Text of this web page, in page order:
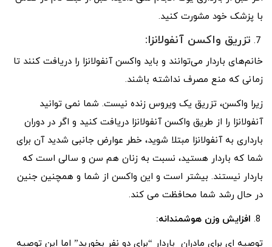
با پزشک خود مشورت کنید.
تزریق واکسن آنفولانزا:
خانم‌های باردار می‌توانند و باید واکسن آنفولانزا را دریافت کنند تا
زمانی که منع مصرف نداشته باشند.
زیرا واکسن، تزریق یک ویروس زنده نیست. شما نمی توانید
آنفولانزا را از طریق واکسن آنفولانزا دریافت کنید و اگر در دوران
بارداری به آنفولانزا مبتلا شوید، خطر عوارض جانبی شدید آن برای
شما که باردار هستید، نسبت به زنان هم سن و سالی است که
باردار نیستند. بیشتر است و این واکسن از شما و همچنین جنین
در حال رشد شما محافظت می کند.
افزایش وزن هوشمندانه:
توصیه ای برای مادران باردار “برای دو نفر بخورید” اما این توصیه